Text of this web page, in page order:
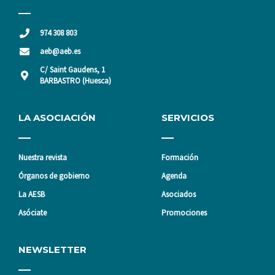
974 308 803
aeb@aeb.es
C/ Saint Gaudens, 1
BARBASTRO (Huesca)
LA ASOCIACIÓN
Nuestra revista
Órganos de gobierno
La AESB
Asóciate
SERVICIOS
Formación
Agenda
Asociados
Promociones
NEWSLETTER